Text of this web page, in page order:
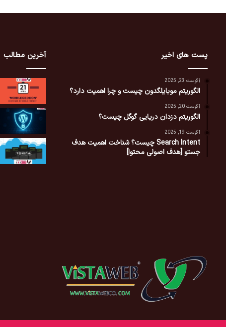
پست های اخیر
آگوست 23, 2025
الگوریتم موبایلگدون چیست و چرا اهمیت دارد؟
آگوست 20, 2025
الگوریتم دزدان دریایی گوگل چیست؟
آگوست 19, 2025
Search Intent چیست؟ شناخت اهمیت هدف
جستو [هدف اصولی محتوا]
آخرین مطالب